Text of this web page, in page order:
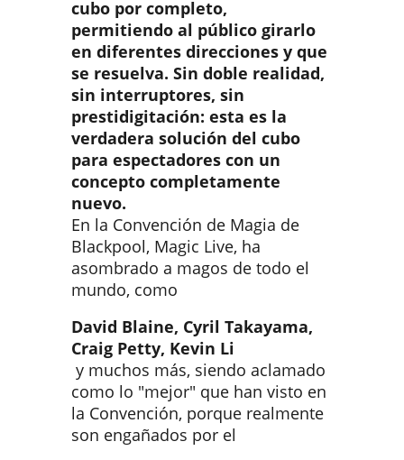
cubo por completo,
permitiendo al público girarlo
en diferentes direcciones y que
se resuelva. Sin doble realidad,
sin interruptores, sin
prestidigitación: esta es la
verdadera solución del cubo
para espectadores con un
concepto completamente
nuevo.
En la Convención de Magia de
Blackpool, Magic Live, ha
asombrado a magos de todo el
mundo, como
David Blaine, Cyril Takayama,
Craig Petty, Kevin Li
y muchos más, siendo aclamado
como lo "mejor" que han visto en
la Convención, porque realmente
son engañados por el